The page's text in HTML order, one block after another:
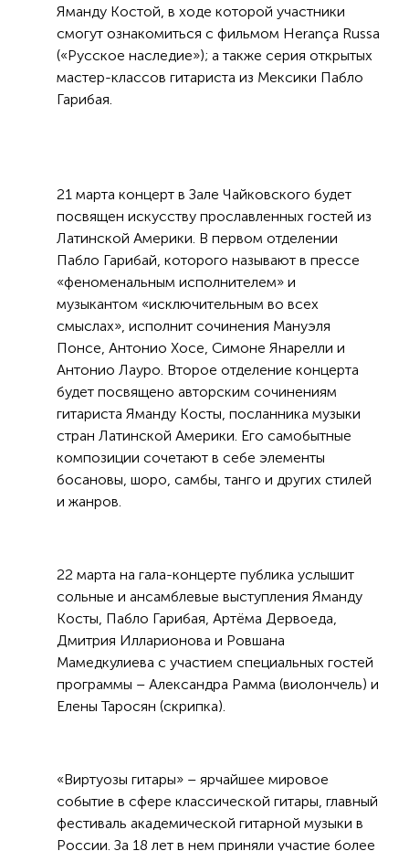
Яманду Костой, в ходе которой участники
смогут ознакомиться с фильмом Herança Russa
(«Русское наследие»); а также серия открытых
мастер-классов гитариста из Мексики Пабло
Гарибая.
21 марта концерт в Зале Чайковского будет
посвящен искусству прославленных гостей из
Латинской Америки. В первом отделении
Пабло Гарибай, которого называют в прессе
«феноменальным исполнителем» и
музыкантом «исключительным во всех
смыслах», исполнит сочинения Мануэля
Понсе, Антонио Хосе, Симоне Янарелли и
Антонио Лауро. Второе отделение концерта
будет посвящено авторским сочинениям
гитариста Яманду Косты, посланника музыки
стран Латинской Америки. Его самобытные
композиции сочетают в себе элементы
босановы, шоро, самбы, танго и других стилей
и жанров.
22 марта на гала-концерте публика услышит
сольные и ансамблевые выступления Яманду
Косты, Пабло Гарибая, Артёма Дервоеда,
Дмитрия Илларионова и Ровшана
Мамедкулиева с участием специальных гостей
программы – Александра Рамма (виолончель) и
Елены Таросян (скрипка).
«Виртуозы гитары» – ярчайшее мировое
событие в сфере классической гитары, главный
фестиваль академической гитарной музыки в
России. За 18 лет в нем приняли участие более